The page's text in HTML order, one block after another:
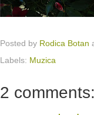
Posted by Rodica Botan
Labels: Muzica
2 comments: